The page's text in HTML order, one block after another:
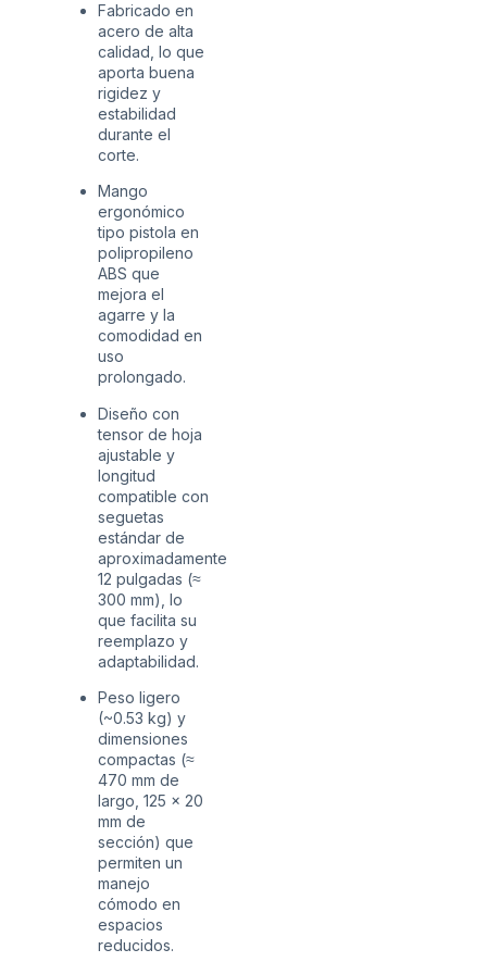
Fabricado en
acero de alta
calidad, lo que
aporta buena
rigidez y
estabilidad
durante el
corte.
Mango
ergonómico
tipo pistola en
polipropileno
ABS que
mejora el
agarre y la
comodidad en
uso
prolongado.
Diseño con
tensor de hoja
ajustable y
longitud
compatible con
seguetas
estándar de
aproximadamente
12 pulgadas (≈
300 mm), lo
que facilita su
reemplazo y
adaptabilidad.
Peso ligero
(~0.53 kg) y
dimensiones
compactas (≈
470 mm de
largo, 125 × 20
mm de
sección) que
permiten un
manejo
cómodo en
espacios
reducidos.